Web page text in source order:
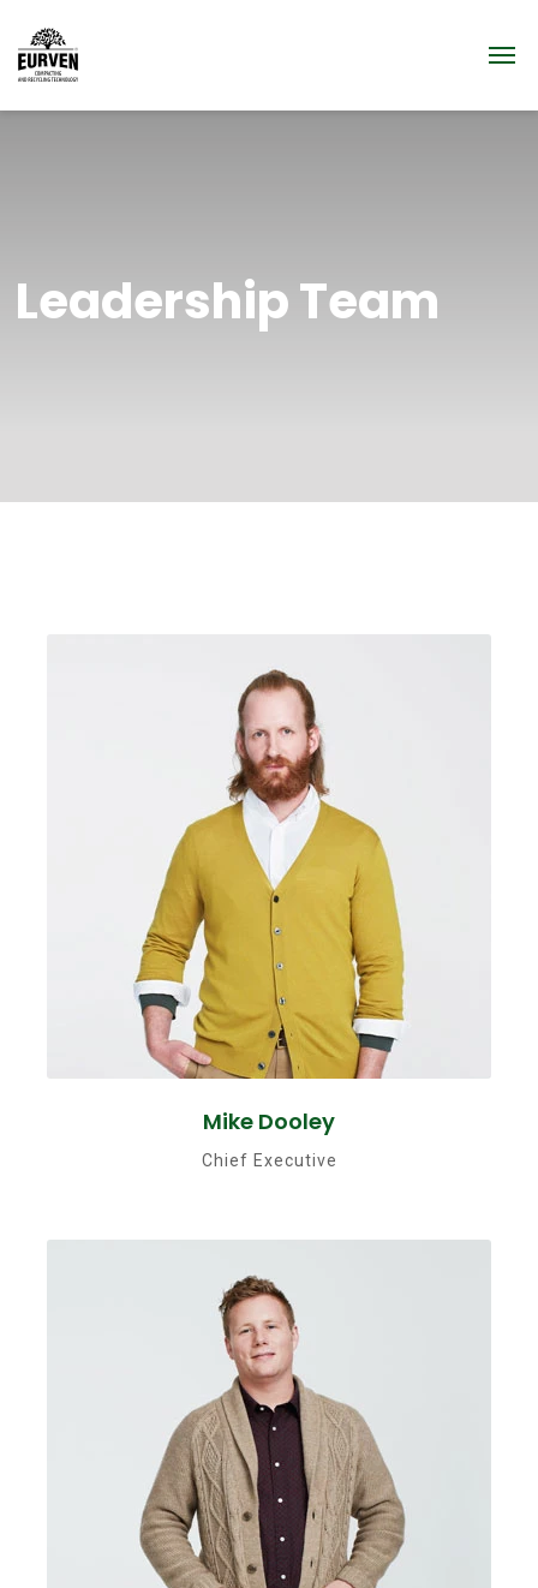
Leadership Team
Mike Dooley
Chief Executive